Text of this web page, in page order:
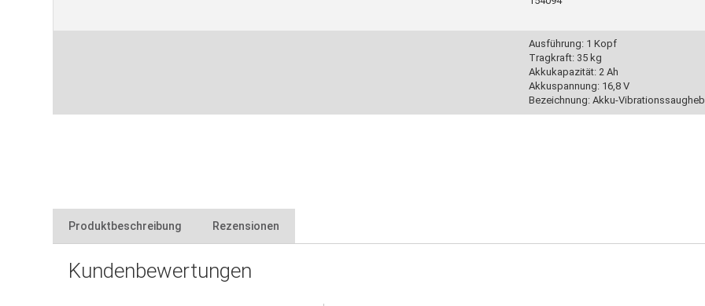
Ausführung: 1 Kopf
Tragkraft: 35 kg
Akkukapazität: 2 Ah
Akkuspannung: 16,8 V
Bezeichnung: Akku-
Produktbeschreibung
perfekte Kombination aus Tragen und Rütteln für Materialien mit glatterer Oberfläche
Rezensionen
Kundenbewertungen